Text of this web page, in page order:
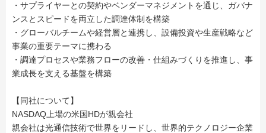
・サプライヤーとの契約やベンダーマネジメントを通じ、ガバナ
ンスとスピードを両立した調達体制を構築
・グローバルチームや経営層と連携し、設備投資や生産戦略など
事業の重要テーマに携わる
・調達プロセスや業務フローの改善・仕組みづくりを推進し、事
業成長を支える基盤を構築
【同社について】
NASDAQ上場の米国HDが親会社
親会社は光通信技術で世界をリードし、世界的テクノロジー企業